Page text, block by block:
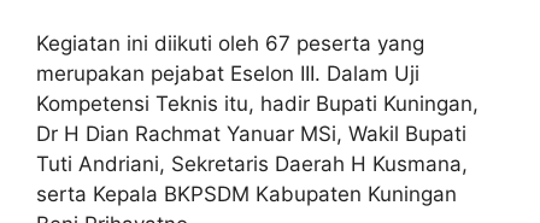
Kegiatan ini diikuti oleh 67 peserta yang
merupakan pejabat Eselon III. Dalam Uji
Kompetensi Teknis itu, hadir Bupati Kuningan,
Dr H Dian Rachmat Yanuar MSi, Wakil Bupati
Tuti Andriani, Sekretaris Daerah H Kusmana,
serta Kepala BKPSDM Kabupaten Kuningan